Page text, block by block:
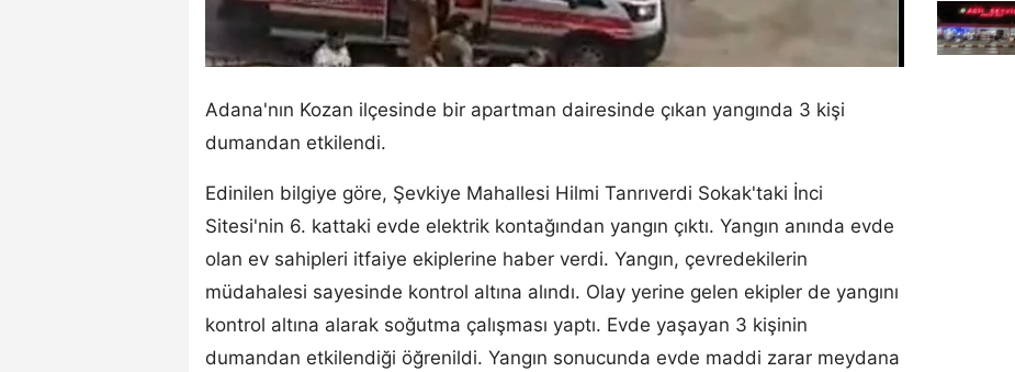
Adana'nın Kozan ilçesinde bir apartman dairesinde çıkan yangında 3 kişi
dumandan etkilendi.
Edinilen bilgiye göre, Şevkiye Mahallesi Hilmi Tanrıverdi Sokak'taki İnci
Sitesi'nin 6. kattaki evde elektrik kontağından yangın çıktı. Yangın anında evde
olan ev sahipleri itfaiye ekiplerine haber verdi. Yangın, çevredekilerin
müdahalesi sayesinde kontrol altına alındı. Olay yerine gelen ekipler de yangını
kontrol altına alarak soğutma çalışması yaptı. Evde yaşayan 3 kişinin
dumandan etkilendiği öğrenildi. Yangın sonucunda evde maddi zarar meydana